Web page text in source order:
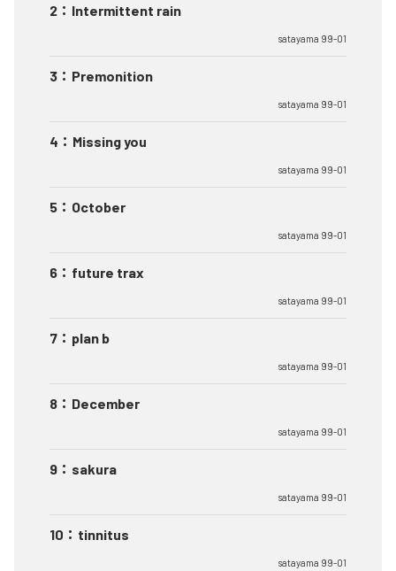
2 ： Intermittent rain
satayama 99-01
3 ： Premonition
satayama 99-01
4 ： Missing you
satayama 99-01
5 ： October
satayama 99-01
6 ： future trax
satayama 99-01
7 ： plan b
satayama 99-01
8 ： December
satayama 99-01
9 ： sakura
satayama 99-01
10 ： tinnitus
satayama 99-01